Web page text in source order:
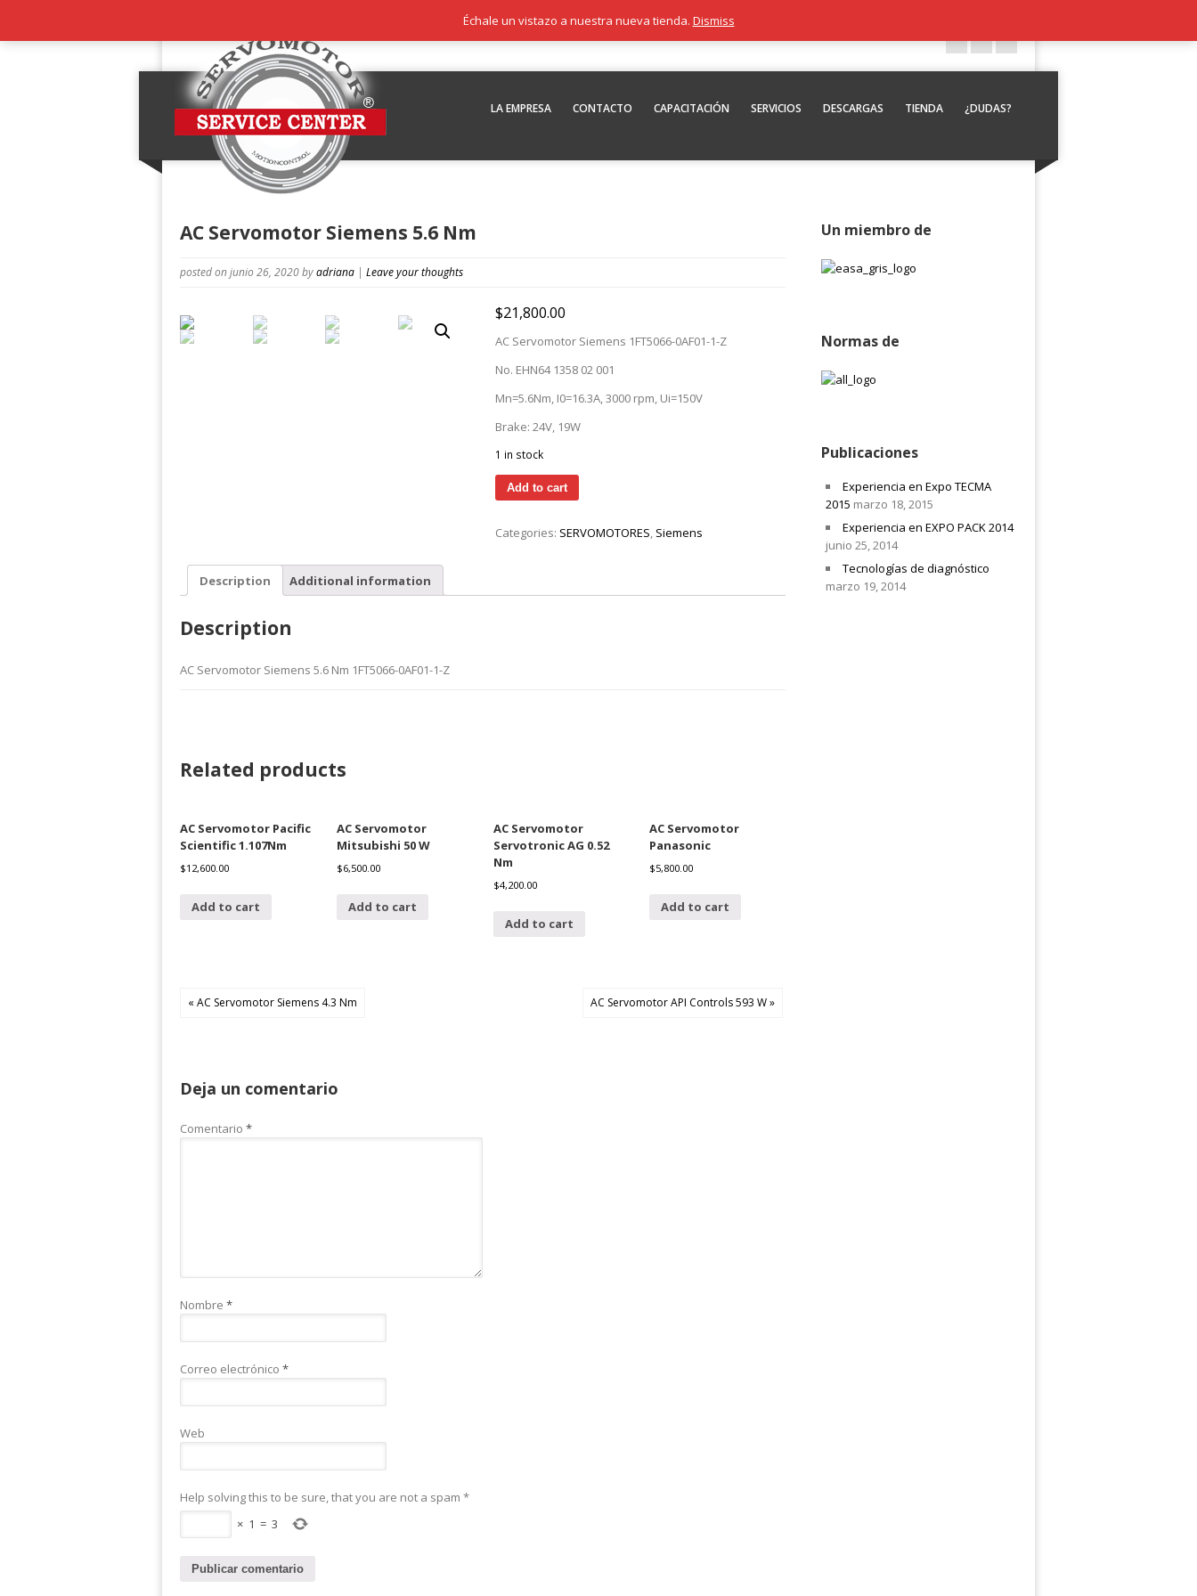
LA EMPRESA CONTACTO CAPACITACIÓN SERVICIOS DESCARGAS TIENDA ¿DUDAS?
AC Servomotor Siemens 5.6 Nm
posted on junio 26, 2020byadriana | Leave your thoughts
$21,800.00
AC Servomotor Siemens 1FT5066-0AF01-1-Z
No. EHN64 1358 02 001
Mn=5.6Nm, I0=16.3A, 3000 rpm, Ui=150V
Brake: 24V, 19W
1 in stock
Add to cart
Categories: SERVOMOTORES, Siemens
Description Additional information
Description
AC Servomotor Siemens 5.6 Nm 1FT5066-0AF01-1-Z
Related products
AC Servomotor Pacific
Scientific 1.107Nm
$12,600.00
Add to cart
AC Servomotor
Mitsubishi 50 W
$6,500.00
Add to cart
AC Servomotor
Servotronic AG 0.52
Nm
$4,200.00
Add to cart
AC Servomotor
Panasonic
$5,800.00
Add to cart
« AC Servomotor Siemens 4.3 Nm AC Servomotor API Controls 593 W »
Deja un comentario
Comentario *
Nombre *
Correo electrónico *
Web
Help solving this to be sure, that you are not a spam *
× 1 = 3
Un miembro de
Normas de
Publicaciones
Experiencia en Expo TECMA
2015 marzo 18, 2015
Experiencia en EXPO PACK 2014
junio 25, 2014
Tecnologías de diagnóstico
marzo 19, 2014
Échale un vistazo a nuestra nueva tienda. Dismiss